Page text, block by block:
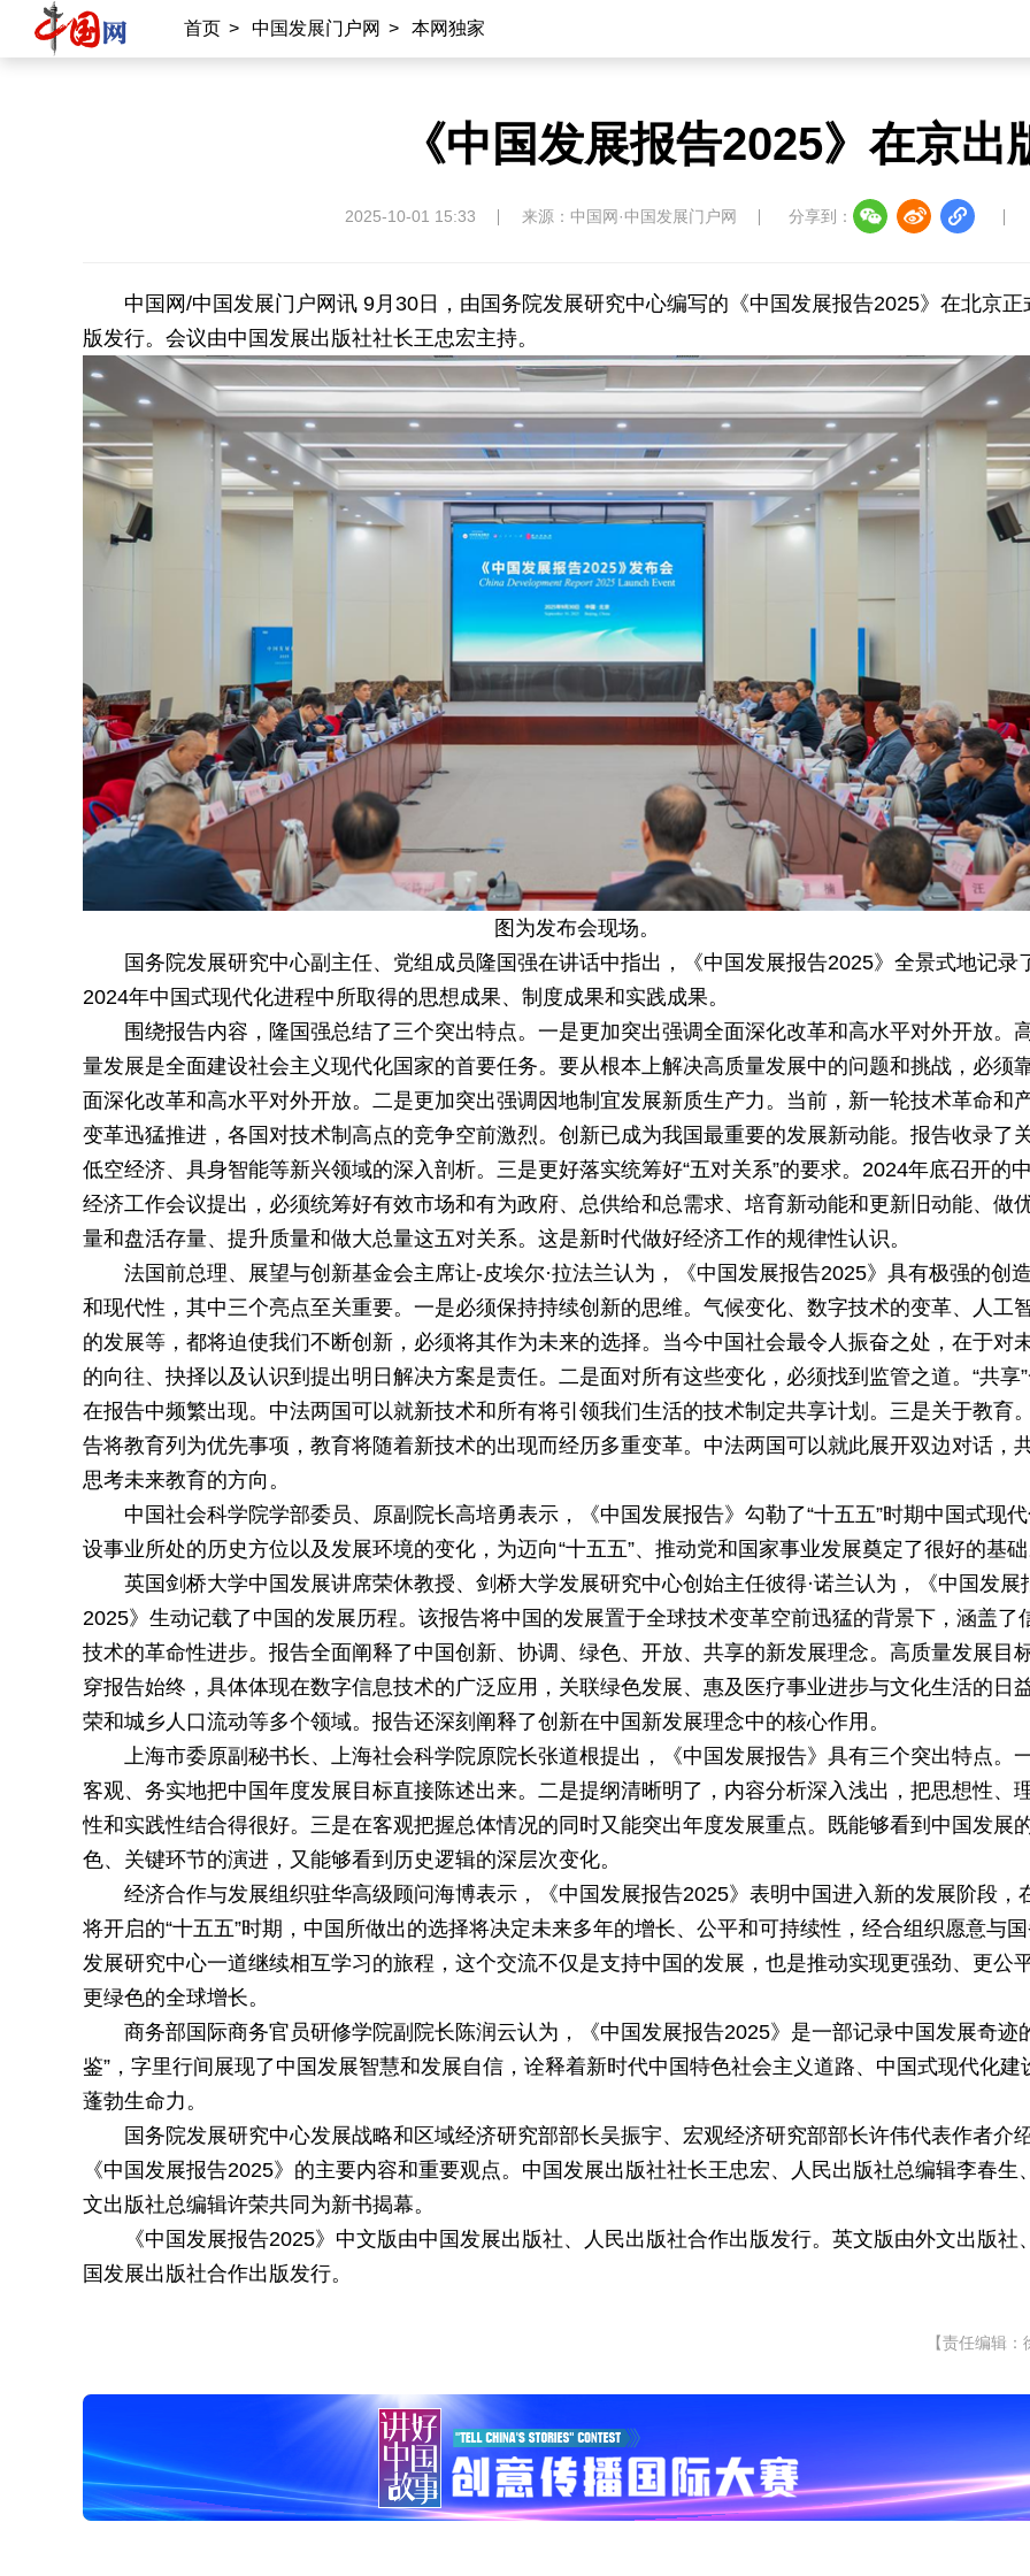
首页 > 中国发展门户网 > 本网独家
《中国发展报告2025》在京出
2025-10-01 15:33 来源：中国网·中国发展门户网 分享到：
中国网/中国发展门户网讯 9月30日，由国务院发展研究中心编写的《中国发展报告2025》在北京正
版发行。会议由中国发展出版社社长王忠宏主持。
图为发布会现场。
国务院发展研究中心副主任、党组成员隆国强在讲话中指出，《中国发展报告2025》全景式地记录
2024年中国式现代化进程中所取得的思想成果、制度成果和实践成果。
围绕报告内容，隆国强总结了三个突出特点。一是更加突出强调全面深化改革和高水平对外开放。
量发展是全面建设社会主义现代化国家的首要任务。要从根本上解决高质量发展中的问题和挑战，必须
面深化改革和高水平对外开放。二是更加突出强调因地制宜发展新质生产力。当前，新一轮技术革命和
变革迅猛推进，各国对技术制高点的竞争空前激烈。创新已成为我国最重要的发展新动能。报告收录了
低空经济、具身智能等新兴领域的深入剖析。三是更好落实统筹好“五对关系”的要求。2024年底召开的
经济工作会议提出，必须统筹好有效市场和有为政府、总供给和总需求、培育新动能和更新旧动能、做
量和盘活存量、提升质量和做大总量这五对关系。这是新时代做好经济工作的规律性认识。
法国前总理、展望与创新基金会主席让-皮埃尔·拉法兰认为，《中国发展报告2025》具有极强的创
和现代性，其中三个亮点至关重要。一是必须保持持续创新的思维。气候变化、数字技术的变革、人工
的发展等，都将迫使我们不断创新，必须将其作为未来的选择。当今中国社会最令人振奋之处，在于对
的向往、抉择以及认识到提出明日解决方案是责任。二是面对所有这些变化，必须找到监管之道。“共享
在报告中频繁出现。中法两国可以就新技术和所有将引领我们生活的技术制定共享计划。三是关于教育
告将教育列为优先事项，教育将随着新技术的出现而经历多重变革。中法两国可以就此展开双边对话，
思考未来教育的方向。
中国社会科学院学部委员、原副院长高培勇表示，《中国发展报告》勾勒了“十五五”时期中国式现
设事业所处的历史方位以及发展环境的变化，为迈向“十五五”、推动党和国家事业发展奠定了很好的基
英国剑桥大学中国发展讲席荣休教授、剑桥大学发展研究中心创始主任彼得·诺兰认为，《中国发展
2025》生动记载了中国的发展历程。该报告将中国的发展置于全球技术变革空前迅猛的背景下，涵盖了
技术的革命性进步。报告全面阐释了中国创新、协调、绿色、开放、共享的新发展理念。高质量发展目
穿报告始终，具体体现在数字信息技术的广泛应用，关联绿色发展、惠及医疗事业进步与文化生活的日
荣和城乡人口流动等多个领域。报告还深刻阐释了创新在中国新发展理念中的核心作用。
上海市委原副秘书长、上海社会科学院原院长张道根提出，《中国发展报告》具有三个突出特点。
客观、务实地把中国年度发展目标直接陈述出来。二是提纲清晰明了，内容分析深入浅出，把思想性、
性和实践性结合得很好。三是在客观把握总体情况的同时又能突出年度发展重点。既能够看到中国发展
色、关键环节的演进，又能够看到历史逻辑的深层次变化。
经济合作与发展组织驻华高级顾问海博表示，《中国发展报告2025》表明中国进入新的发展阶段，
将开启的“十五五”时期，中国所做出的选择将决定未来多年的增长、公平和可持续性，经合组织愿意与
发展研究中心一道继续相互学习的旅程，这个交流不仅是支持中国的发展，也是推动实现更强劲、更公
更绿色的全球增长。
商务部国际商务官员研修学院副院长陈润云认为，《中国发展报告2025》是一部记录中国发展奇迹
鉴”，字里行间展现了中国发展智慧和发展自信，诠释着新时代中国特色社会主义道路、中国式现代化建
蓬勃生命力。
国务院发展研究中心发展战略和区域经济研究部部长吴振宇、宏观经济研究部部长许伟代表作者介
《中国发展报告2025》的主要内容和重要观点。中国发展出版社社长王忠宏、人民出版社总编辑李春生
文出版社总编辑许荣共同为新书揭幕。
《中国发展报告2025》中文版由中国发展出版社、人民出版社合作出版发行。英文版由外文出版社
国发展出版社合作出版发行。
【责任编辑：